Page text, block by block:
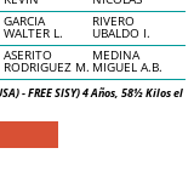
GARCIA
WALTER L.
RIVERO
UBALDO I.
ASERITO
RODRIGUEZ M.
MEDINA
MIGUEL A.B.
- FREE SISY) 4 Años, 58½ Kilos el